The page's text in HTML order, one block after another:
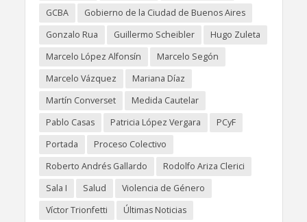
GCBA
Gobierno de la Ciudad de Buenos Aires
Gonzalo Rua
Guillermo Scheibler
Hugo Zuleta
Marcelo López Alfonsín
Marcelo Segón
Marcelo Vázquez
Mariana Díaz
Martín Converset
Medida Cautelar
Pablo Casas
Patricia López Vergara
PCyF
Portada
Proceso Colectivo
Roberto Andrés Gallardo
Rodolfo Ariza Clerici
Sala I
Salud
Violencia de Género
Víctor Trionfetti
Últimas Noticias